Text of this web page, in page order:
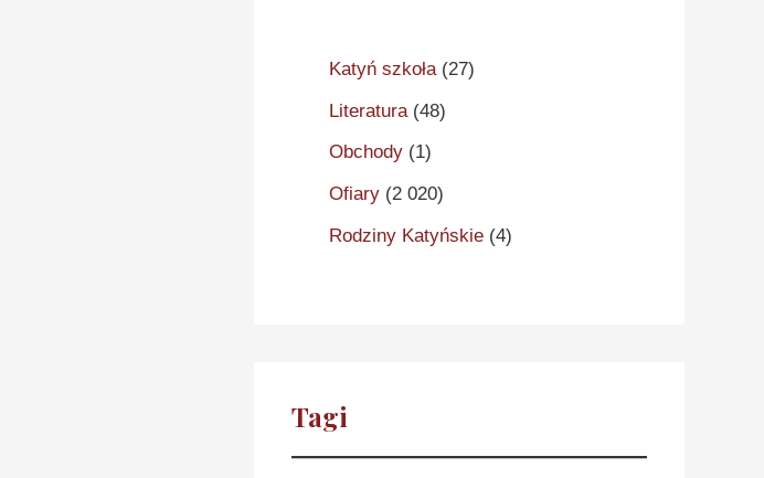
Katyń szkoła (27)
Literatura (48)
Obchody (1)
Ofiary (2 020)
Rodziny Katyńskie (4)
Tagi